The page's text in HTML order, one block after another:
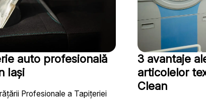
auto profesională
Iași
Profesionale a Tapițeriei
3 avantaje
articolelor
Clean